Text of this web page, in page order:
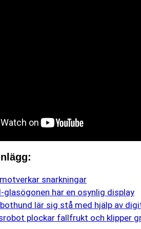
snarkningar
glasögonen har en osynlig display
lär sig stå med hjälp av
plockar fallfrukt och klipper